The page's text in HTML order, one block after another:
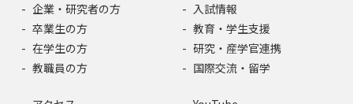
企業・研究者の方
卒業生の方
在学生の方
教職員の方
入試情報
教育・学生支援
研究・産学官連携
国際交流・留学